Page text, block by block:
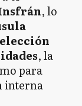
, lo
, la
para
interna